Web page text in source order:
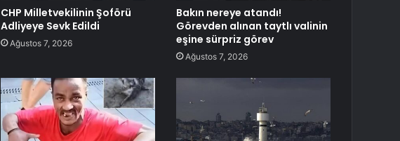
CHP Milletvekilinin Şoförü
Adliyeye Sevk Edildi
Ağustos 7, 2026
Bakın nereye atandı!
Görevden alınan taytlı valinin
eşine sürpriz görev
Ağustos 7, 2026